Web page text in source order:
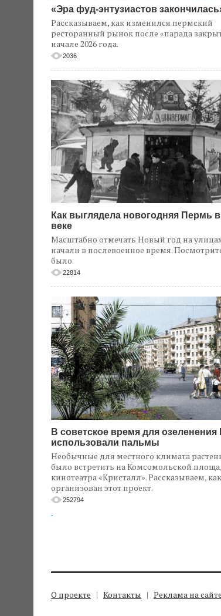
«Эра фуд-энтузиастов
Рассказываем, как изменился пермский
ресторанный рынок после «парада
начале 2026 года.
2036
Как выглядела новогодняя Пермь
веке
Масштабно отмечать Новый год на
начали в послевоенное время.
было.
22814
В советское время для
использовали пальмы
Необычные для местного климата
было встретить на Комсомольской
кинотеатра «Кристалл». Рассказываем,
организован этот проект.
252794
.
О проекте Контакты Реклама на сайте